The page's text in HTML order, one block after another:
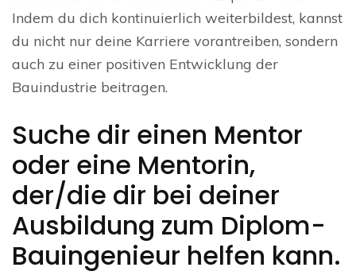
Indem du dich kontinuierlich weiterbildest, kannst
du nicht nur deine Karriere vorantreiben, sondern
auch zu einer positiven Entwicklung der
Bauindustrie beitragen.
Suche dir einen Mentor
oder eine Mentorin,
der/die dir bei deiner
Ausbildung zum Diplom-
Bauingenieur helfen kann.